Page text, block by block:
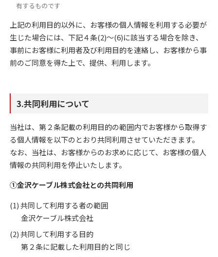
有するものです
上記の利用目的以外に、お客様の個人情報を利用する必要が
生じた場合には、下記４条(2)～(6)に該当する場合を除き、
事前にお客様に利用者及び利用目的を連絡し、お客様から事
前のご同意を得た上で、提供、利用します。
3.共同利用について
当社は、第２条記載の利用目的の範囲内でお客様から取得す
る個人情報を以下のとおり共同利用させていただきます。
なお、当社は、お客様からのお求めに応じて、お客様の個人
情報の共同利用を停止いたします。
①金沢ケーブル株式会社との共同利用
共同して利用する者の範囲
金沢ケーブル株式会社
共同して利用する目的
第２条に記載した利用目的と同じ